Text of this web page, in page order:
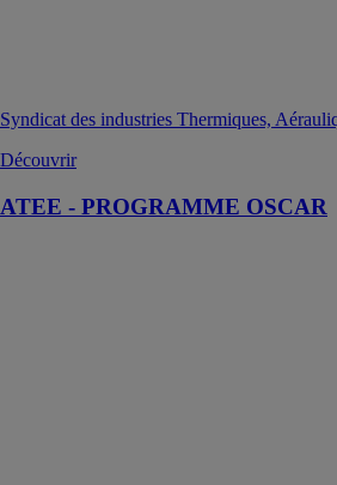
Syndicat des industries Thermiques,
Découvrir
ATEE - PROGRAMME OSCAR